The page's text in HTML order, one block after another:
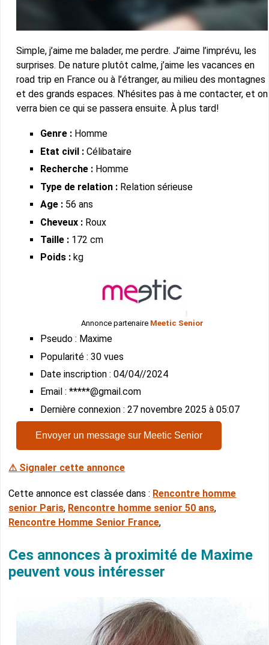
Simple, j’aime me balader, me perdre. J’aime l’imprévu, les
surprises. De nature plutôt calme, j’aime les vacances en
road trip en France ou à l’étranger, au milieu des montagnes
et des grands espaces. N’hésites pas à me contacter, et on
verra bien ce qui se passera ensuite. À plus tard!
Genre : Homme
Etat civil : Célibataire
Recherche : Homme
Type de relation : Relation sérieuse
Age : 56 ans
Cheveux : Roux
Taille : 172 cm
Poids : kg
Annonce partenaire Meetic Senior
Pseudo : Maxime
Popularité : 30 vues
Date inscription : 04/04//2024
Email : *****@gmail.com
Dernière connexion : 27 novembre 2025 à 05:07
Envoyer un message sur Meetic Senior
⚠ Signaler cette annonce
Cette annonce est classée dans : Rencontre homme
senior Paris, Rencontre homme senior 50 ans,
Rencontre Homme Senior France,
Ces annonces à proximité de Maxime
peuvent vous intéresser